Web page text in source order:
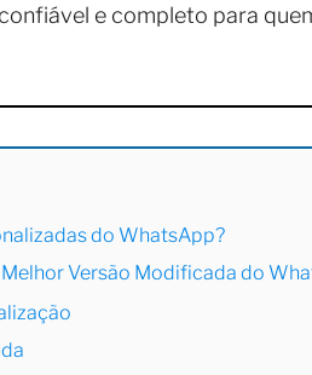
e completo para
do WhatsApp?
Versão Modificada do